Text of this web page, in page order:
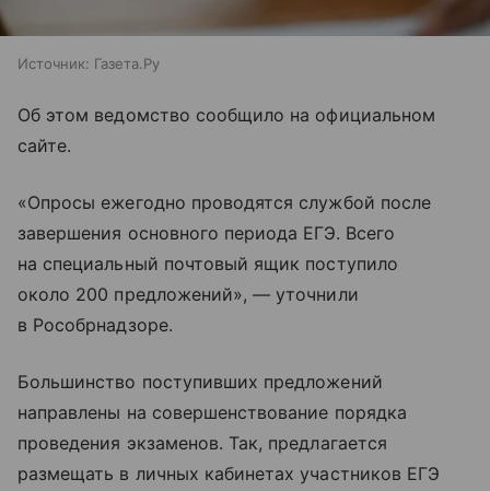
Источник: Газета.Ру
Об этом ведомство сообщило на официальном
сайте.
«Опросы ежегодно проводятся службой после
завершения основного периода ЕГЭ. Всего
на специальный почтовый ящик поступило
около 200 предложений», — уточнили
в Рособрнадзоре.
Большинство поступивших предложений
направлены на совершенствование порядка
проведения экзаменов. Так, предлагается
размещать в личных кабинетах участников ЕГЭ